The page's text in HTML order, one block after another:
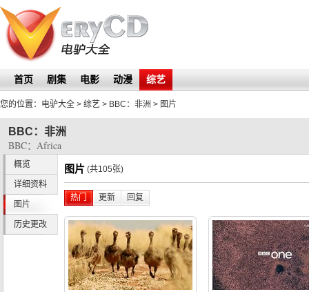
首页 剧集 电影 动漫 综艺
您的位置： 电驴大全 > 综艺 > BBC：非洲 > 图片
BBC：非洲
BBC：Africa
概览
详细资料
图片
历史更改
图片 (共105张)
热门 更新 回复